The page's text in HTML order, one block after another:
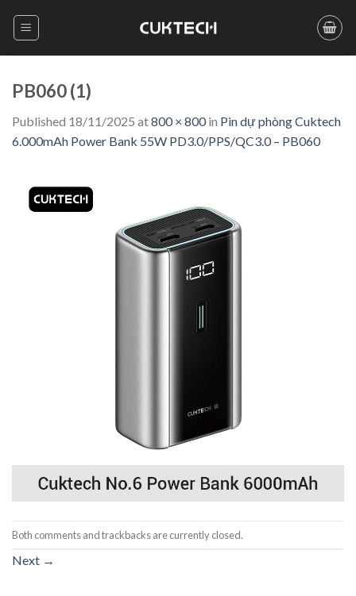
PB060 (1)
Published 18/11/2025 at800 × 800in Pin dự phòng Cuktech
6.000mAh Power Bank 55W PD3.0/PPS/QC3.0 – PB060
Both comments and trackbacks are currently closed.
Next →